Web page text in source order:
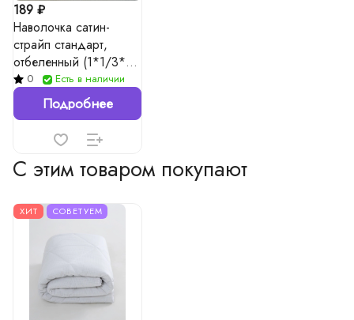
189 ₽
Наволочка сатин-
страйп стандарт,
отбеленный (1*1/3*3),
130гр./м²
0 Есть в наличии
Подробнее
С этим товаром покупают
ХИТ СОВЕТУЕМ